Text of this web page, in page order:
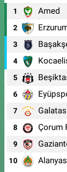
1 Amed
2
3
4
5
6
7
8 Çorum
9
10